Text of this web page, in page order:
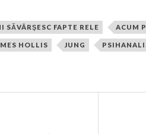
SĂVÂRŞESC FAPTE RELE ACUM
HOLLIS JUNG